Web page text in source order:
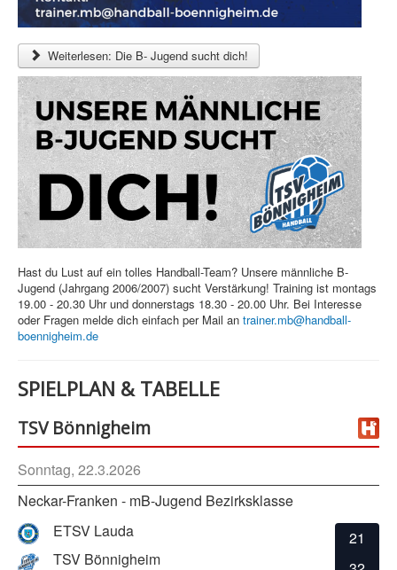
Weiterlesen: Die B- Jugend sucht dich!
Hast du Lust auf ein tolles Handball-Team? Unsere männliche B-
Jugend (Jahrgang 2006/2007) sucht Verstärkung! Training ist montags
19.00 - 20.30 Uhr und donnerstags 18.30 - 20.00 Uhr. Bei Interesse
oder Fragen melde dich einfach per Mail an trainer.mb@handball-
boennigheim.de
SPIELPLAN & TABELLE
TSV Bönnigheim
Sonntag, 22.3.2026
Neckar-Franken - mB-Jugend Bezirksklasse
ETSV Lauda
TSV Bönnigheim
21